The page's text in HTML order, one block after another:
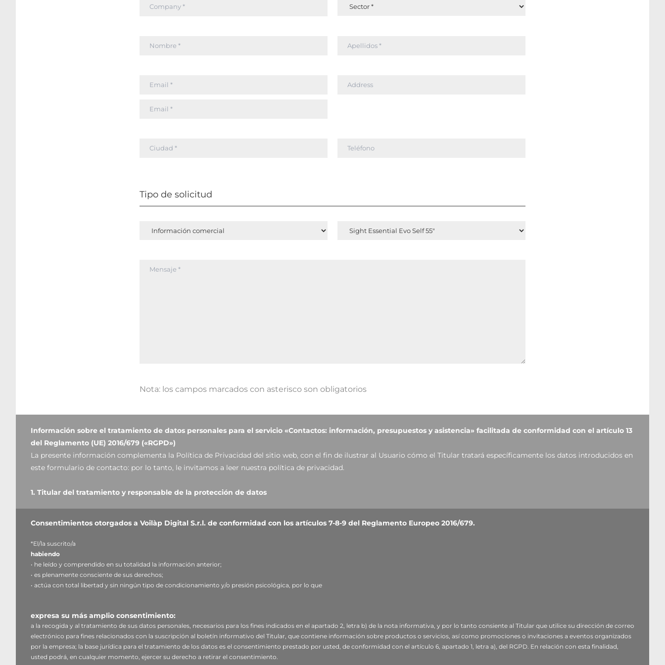
Tipo de solicitud
Nota: los campos marcados con asterisco son obligatorios
Información sobre el tratamiento de datos personales para el servicio «Contactos: información, presupuestos y asistencia» facilitada de conformidad con el artículo 13
del Reglamento (UE) 2016/679 («RGPD»)
La presente información complementa la Política de Privacidad del sitio web, con el fin de ilustrar al Usuario cómo el Titular tratará específicamente los datos introducidos en
este formulario de contacto: por lo tanto, le invitamos a leer nuestra política de privacidad.
1. Titular del tratamiento y responsable de la protección de datos
Responsable de la protección de datos (DPO)
: Dr. Donato Eugenio Caccavella, correo electrónico: dpo.voilap@amicadpo.eu
2. Datos personales tratados, finalidad del tratamiento y base jurídica
El Titular tratará sus datos personales identificativos y de contacto (tales como: nombre, apellidos, razón social, dirección, ciudad, dirección de correo electrónico, número de
teléfono) que usted nos haya facilitado directamente mediante la cumplimentación del formulario presente en la sección «Contactos: Información, presupuestos y asistencia»
www.voilapdigital.com
El Titular tiene la intención de tratar sus datos personales con el fin de:
responder a su mensaje o solicitud de información enviada a través del formulario;base jurídica: interés legítimo del responsable del tratamiento (art. 6.1.f RGPD);
utilizar su dirección de correo electrónico para el envío de boletines informativos con contenidos sobre productos, servicios, promociones o eventos;base jurídica : su
consentimiento (art. 6.1.a RGPD);
Consentimientos otorgados a Voilàp Digital S.r.l. de conformidad con los artículos 7-8-9 del Reglamento Europeo 2016/679.
*El/la suscrito/a
habiendo
• he leído y comprendido en su totalidad la información anterior;
• es plenamente consciente de sus derechos;
• actúa con total libertad y sin ningún tipo de condicionamiento y/o presión psicológica, por lo que
expresa su más amplio consentimiento:
a la recogida y al tratamiento de sus datos personales, necesarios para los fines indicados en el apartado 2, letra b) de la nota informativa, y por lo tanto consiente al Titular que utilice su dirección de correo
electrónico para fines relacionados con la suscripción al boletín informativo del Titular, que contiene información sobre productos o servicios, así como promociones o invitaciones a eventos organizados
por la empresa; la base jurídica para el tratamiento de los datos es el consentimiento prestado por usted, de conformidad con el artículo 6, apartado 1, letra a), del RGPD. En relación con esta finalidad,
usted podrá, en cualquier momento, ejercer su derecho a retirar el consentimiento.